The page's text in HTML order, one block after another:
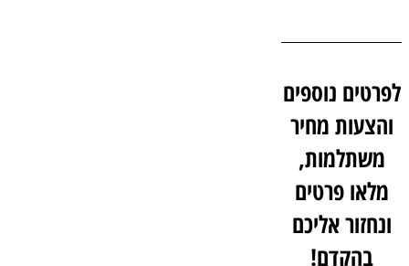
לפרטים נוספים
והצעות מחיר
משתלמות,
מלאו פרטים
ונחזור אליכם
בהקדם!